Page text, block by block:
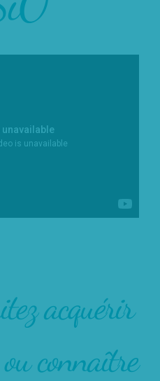
acquérir
connaître